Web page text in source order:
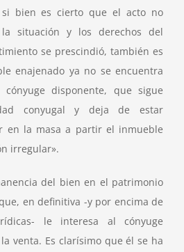
si bien es cierto que el acto no
situación y los derechos del
se prescindió, también es
enajenado ya no se encuentra
disponente, que sigue
conyugal y deja de estar
en la masa a partir el inmueble
irregular».
del bien en el patrimonio
en definitiva -y por encima de
le interesa al cónyuge
venta. Es clarísimo que él se ha